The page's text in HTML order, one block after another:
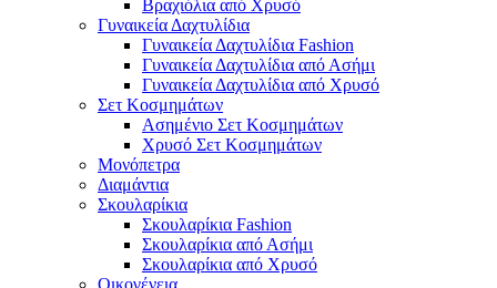
Βραχιόλια από Χρυσό
Γυναικεία Δαχτυλίδια
Γυναικεία Δαχτυλίδια Fashion
Γυναικεία Δαχτυλίδια από Ασήμι
Γυναικεία Δαχτυλίδια από Χρυσό
Σετ Κοσμημάτων
Ασημένιο Σετ Κοσμημάτων
Χρυσό Σετ Κοσμημάτων
Μονόπετρα
Διαμάντια
Σκουλαρίκια
Σκουλαρίκια Fashion
Σκουλαρίκια από Ασήμι
Σκουλαρίκια από Χρυσό
Οικογένεια